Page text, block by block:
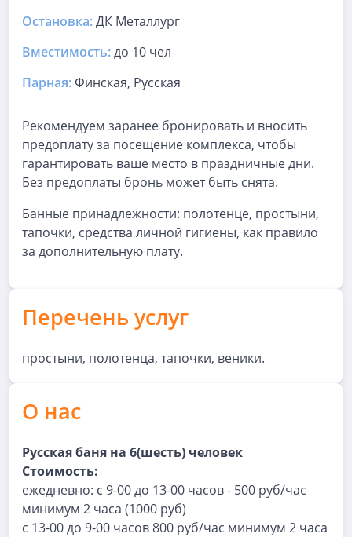
Остановка:ДК Металлург
Вместимость:до 10 чел
Парная:Финская, Русская
Рекомендуем заранее бронировать и вносить
предоплату за посещение комплекса, чтобы
гарантировать ваше место в праздничные дни.
Без предоплаты бронь может быть снята.
Банные принадлежности: полотенце, простыни,
тапочки, средства личной гигиены, как правило
за дополнительную плату.
Перечень услуг
простыни, полотенца, тапочки, веники.
О нас
Русская баня на 6(шесть) человек
Стоимость:
ежедневно: с 9-00 до 13-00 часов - 500 руб/час
минимум 2 часа (1000 руб)
с 13-00 до 9-00 часов 800 руб/час минимум 2 часа